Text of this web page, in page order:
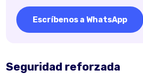
Escríbenos a WhatsApp
Seguridad reforzada